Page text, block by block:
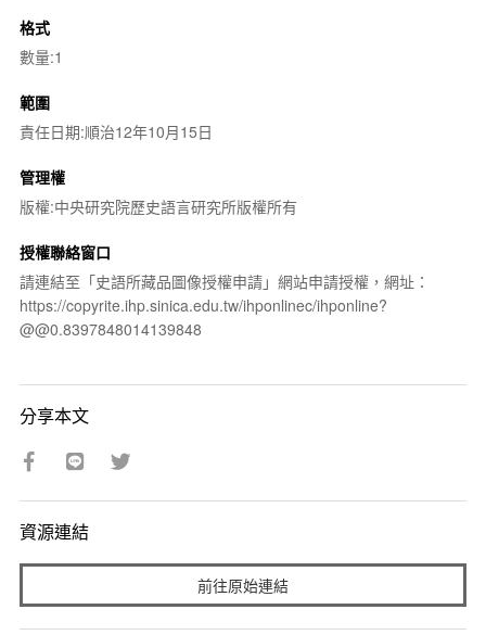
格式
數量:1
範圍
責任日期:順治12年10月15日
管理權
版權:中央研究院歷史語言研究所版權所有
授權聯絡窗口
請連結至「史語所藏品圖像授權申請」網站申請授權，網址：
https://copyrite.ihp.sinica.edu.tw/ihponlinec/ihponline?
@@0.8397848014139848
分享本文
資源連結
前往原始連結